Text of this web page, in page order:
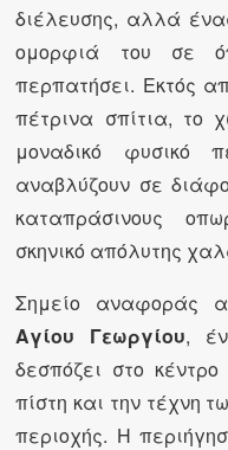
διέλευσης, αλλά
ομορφιά του σε
περπατήσει. Εκτός
πέτρινα σπίτια, το
μοναδικό φυσικό
αναβλύζουν σε
καταπράσινους
σκηνικό απόλυτης
Σημείο αναφοράς
Αγίου Γεωργίου,
δεσπόζει στο
πίστη και την τέχνη
περιοχής. Η